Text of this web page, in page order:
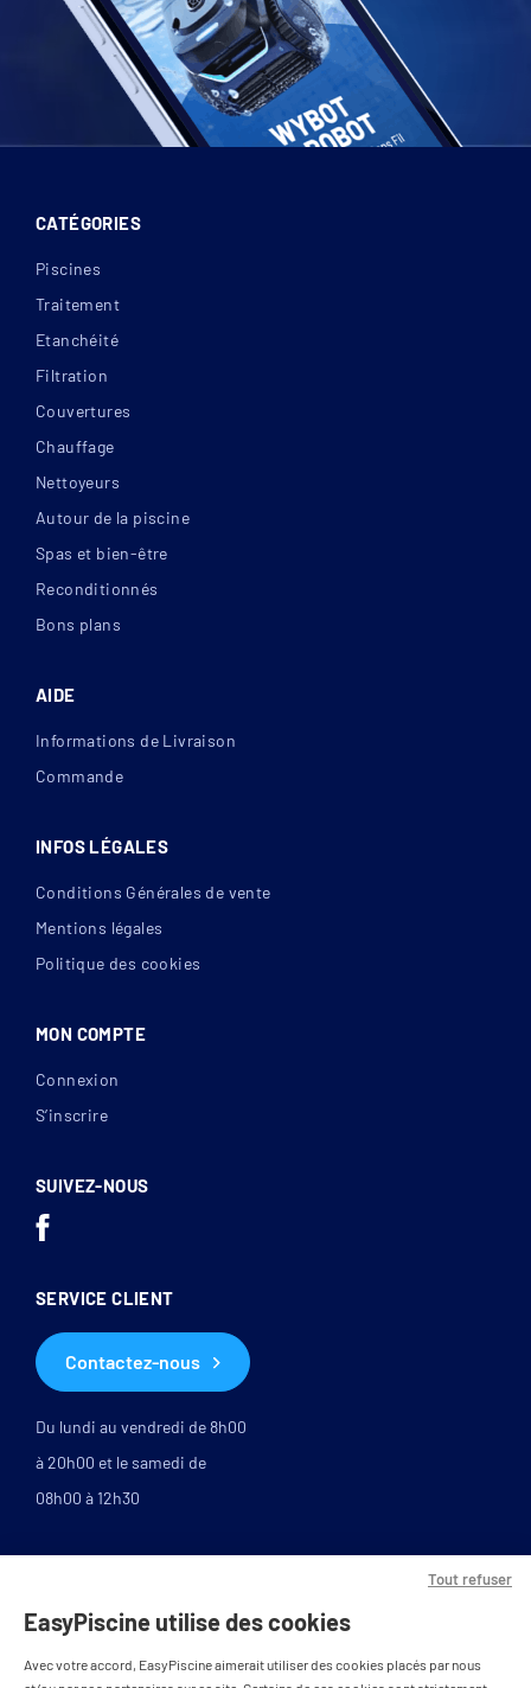
EasyPiscine utilise des cookies
Avec votre accord, EasyPiscine aimerait utiliser des cookies placés par nous
Tout refuser
CATÉGORIES
Piscines
Traitement
Etanchéité
Filtration
Couvertures
Chauffage
Nettoyeurs
Autour de la piscine
Spas et bien-être
Reconditionnés
Bons plans
AIDE
Informations de Livraison
Commande
INFOS LÉGALES
Conditions Générales de vente
Mentions légales
Politique des cookies
MON COMPTE
Connexion
S’inscrire
SUIVEZ-NOUS
SERVICE CLIENT
Contactez-nous
Du lundi au vendredi de 8h00
à 20h00 et le samedi de
08h00 à 12h30